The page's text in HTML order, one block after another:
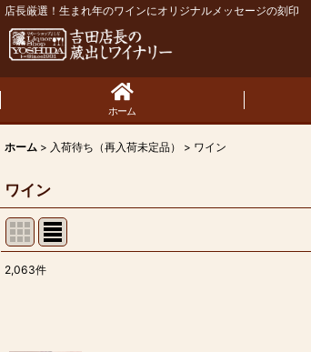
店長厳選！生まれ年のワインにオリジナルメッセージの刻印
ホーム
ホーム > 入荷待ち（再入荷未定品） > ワイン
ワイン
2,063件